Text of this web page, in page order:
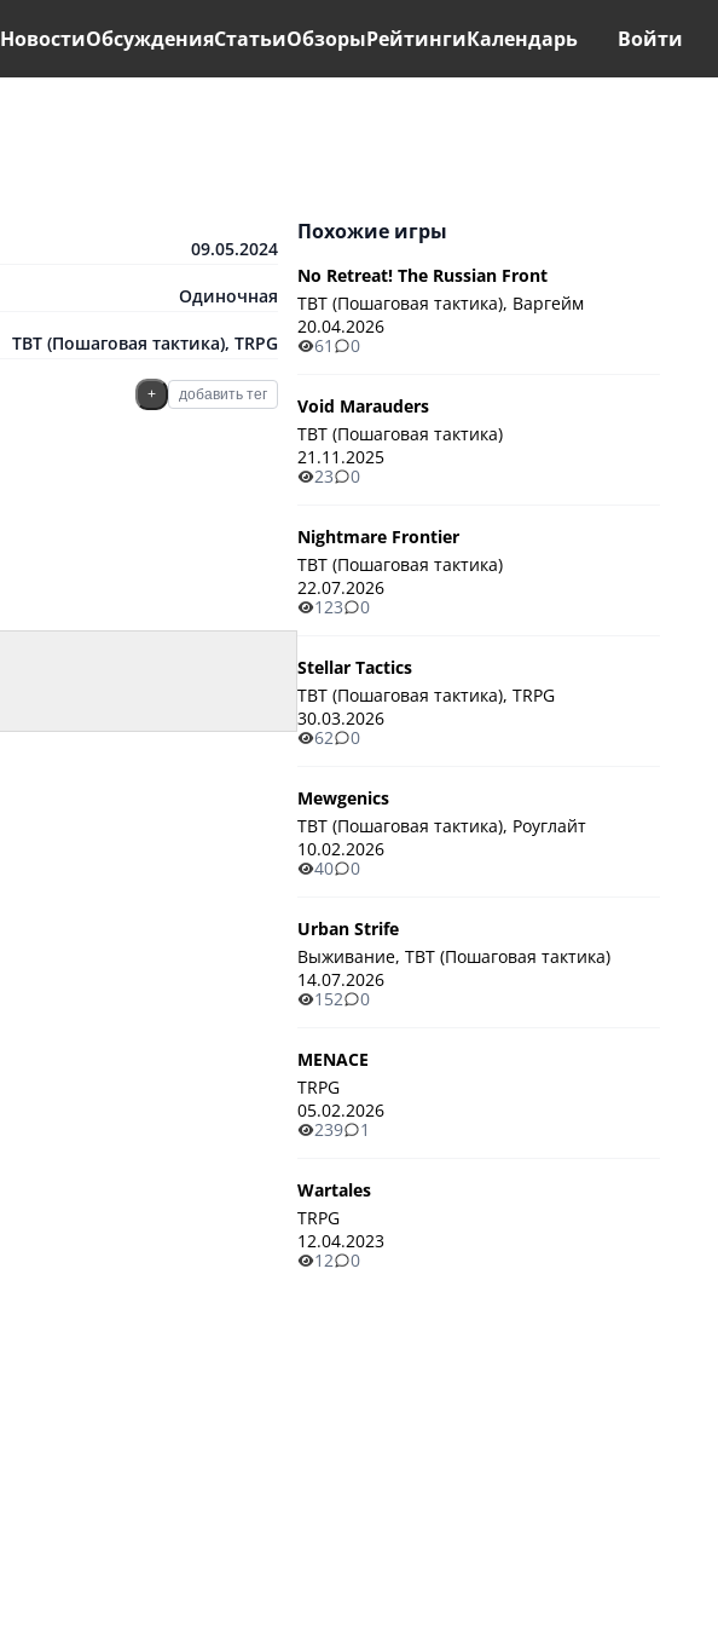
НовостиОбсужденияСтатьиОбзорыРейтингиКалендарь Войти
09.05.2024
Одиночная
TBT (Пошаговая тактика), TRPG
+ добавить тег
Похожие игры
No Retreat! The Russian Front
TBT (Пошаговая тактика), Варгейм
20.04.2026
61
0
Void Marauders
TBT (Пошаговая тактика)
21.11.2025
23
0
Nightmare Frontier
TBT (Пошаговая тактика)
22.07.2026
123
0
Stellar Tactics
TBT (Пошаговая тактика), TRPG
30.03.2026
62
0
Mewgenics
TBT (Пошаговая тактика), Роуглайт
10.02.2026
40
0
Urban Strife
Выживание, TBT (Пошаговая тактика)
14.07.2026
152
0
MENACE
TRPG
05.02.2026
239
1
Wartales
TRPG
12.04.2023
12
0